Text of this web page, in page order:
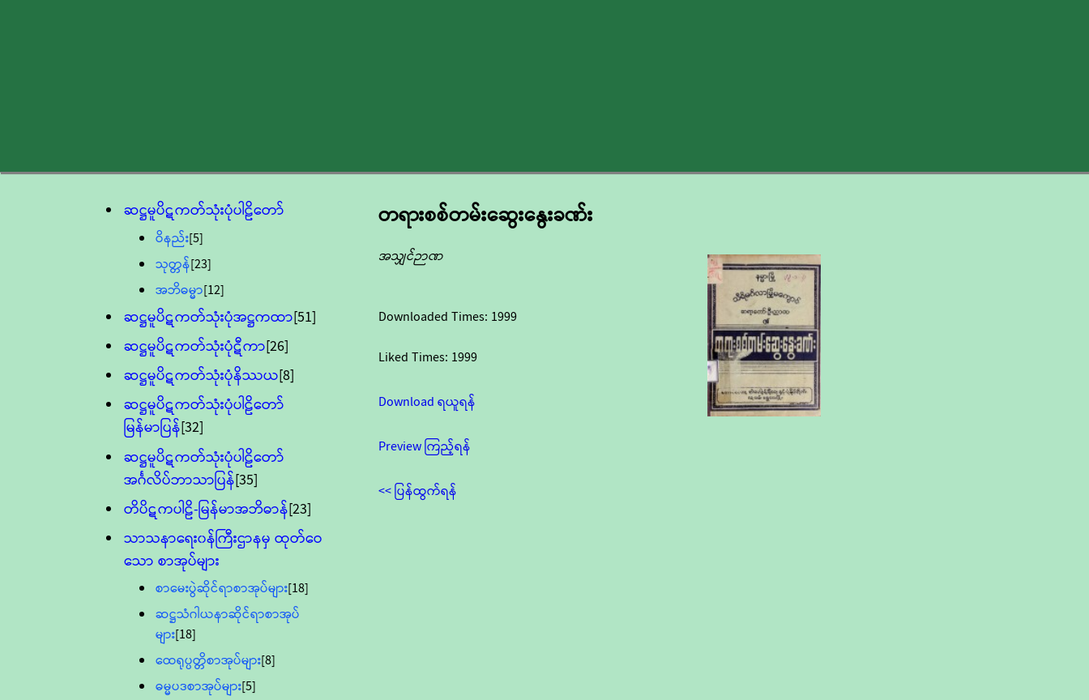
ဆဋ္ဌမူပိဋကတ်သုံးပုံပါဠိတော်
ဝိနည်း[5]
သုတ္တန်[23]
အဘိဓမ္မာ[12]
ဆဋ္ဌမူပိဋကတ်သုံးပုံအဋ္ဌကထာ[51]
ဆဋ္ဌမူပိဋကတ်သုံးပုံဋီကာ[26]
ဆဋ္ဌမူပိဋကတ်သုံးပုံနိဿယ[8]
ဆဋ္ဌမူပိဋကတ်သုံးပုံပါဠိတော်
မြန်မာပြန်[32]
ဆဋ္ဌမူပိဋကတ်သုံးပုံပါဠိတော်
အင်္ဂလိပ်ဘာသာပြန်[35]
တိပိဋကပါဠိ-မြန်မာအဘိဓာန်[23]
သာသနာရေး၀န်ကြီးဌာနမှ ထုတ်ဝေ
သော စာအုပ်များ
စာမေးပွဲဆိုင်ရာစာအုပ်များ[18]
ဆဋ္ဌသံဂါယနာဆိုင်ရာစာအုပ်
များ[18]
ထေရုပ္ပတ္တိစာအုပ်များ[8]
ဓမ္မပဒစာအုပ်များ[5]
တရားစစ်တမ်းဆွေးနွေးခဏ်း
အသျှင်ဉာဏ
Downloaded Times: 1999
Liked Times: 1999
Download ရယူရန်
Preview ကြည့်ရန်
<< ပြန်ထွက်ရန်